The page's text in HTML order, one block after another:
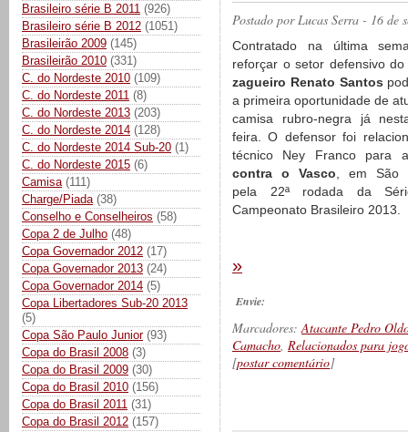
Brasileiro série B 2011 (926)
Brasileiro série B 2012 (1051)
Brasileirão 2009 (145)
Brasileirão 2010 (331)
C. do Nordeste 2010 (109)
C. do Nordeste 2011 (8)
C. do Nordeste 2013 (203)
C. do Nordeste 2014 (128)
C. do Nordeste 2014 Sub-20 (1)
C. do Nordeste 2015 (6)
Camisa (111)
Charge/Piada (38)
Conselho e Conselheiros (58)
Copa 2 de Julho (48)
Copa Governador 2012 (17)
Copa Governador 2013 (24)
Copa Governador 2014 (5)
Copa Libertadores Sub-20 2013
(5)
Copa São Paulo Junior (93)
Copa do Brasil 2008 (3)
Copa do Brasil 2009 (30)
Copa do Brasil 2010 (156)
Copa do Brasil 2011 (31)
Copa do Brasil 2012 (157)
Postado por Lucas Serra - 16 de
Contratado na última
reforçar o setor defensivo
zagueiro Renato Santos
a primeira oportunidade de
camisa rubro-negra já
feira. O defensor foi
técnico Ney Franco para a
contra o Vasco , em São
pela 22ª rodada da
Campeonato Brasileiro 2013.
»
Envie:
Marcadores: Atacante Pedro
Camacho Relacionados para
[postar comentário]